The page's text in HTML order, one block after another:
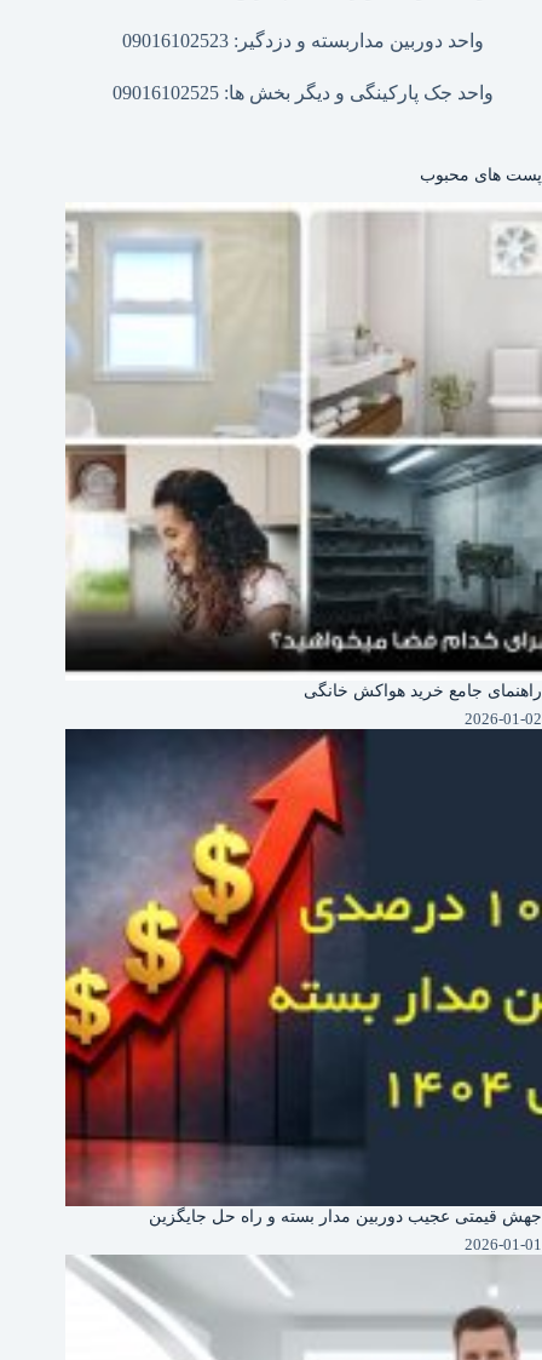
واحد دوربین مداربسته و دزدگیر: 09016102523
واحد جک پارکینگی و دیگر بخش ها: 09016102525
پست های محبوب
راهنمای جامع خرید هواکش خانگی
2026-01-02
جهش قیمتی عجیب دوربین‌ مدار بسته و راه حل جایگزین
2026-01-01